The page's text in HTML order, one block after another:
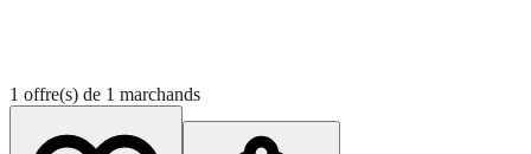
1 offre(s) de 1 marchands